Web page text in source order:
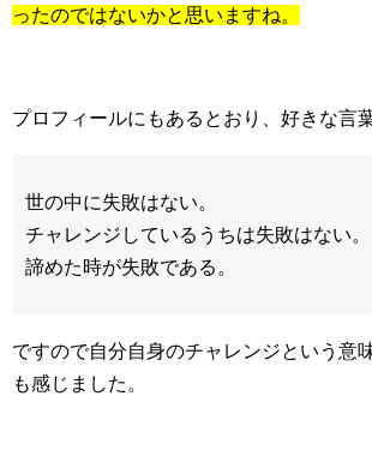
ったのではないかと思いますね。
プロフィールにもあるとおり、好きな言
世の中に失敗はない。
チャレンジしているうちは失敗はない。
諦めた時が失敗である。
ですので自分自身のチャレンジという意
も感じました。